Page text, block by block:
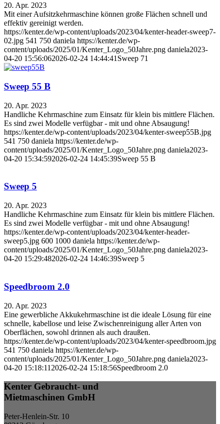
20. Apr. 2023
Mit einer Aufsitzkehrmaschine können große Flächen schnell und
effektiv gereinigt werden.
https://kenter.de/wp-content/uploads/2023/04/kenter-header-sweep7-
02.jpg 541 750 daniela https://kenter.de/wp-
content/uploads/2025/01/Kenter_Logo_50Jahre.png daniela2023-
04-20 15:56:062026-02-24 14:44:41 Sweep 71
Sweep 55 B
20. Apr. 2023
Handliche Kehrmaschine zum Einsatz für klein bis mittlere Flächen.
Es sind zwei Modelle verfügbar - mit und ohne Absaugung!
https://kenter.de/wp-content/uploads/2023/04/kenter-sweep55B.jpg
541 750 daniela https://kenter.de/wp-
content/uploads/2025/01/Kenter_Logo_50Jahre.png daniela2023-
04-20 15:34:592026-02-24 14:45:39Sweep 55 B
Sweep 5
20. Apr. 2023
Handliche Kehrmaschine zum Einsatz für klein bis mittlere Flächen.
Es sind zwei Modelle verfügbar - mit und ohne Absaugung!
https://kenter.de/wp-content/uploads/2023/04/kenter-header-
sweep5.jpg 600 1000 daniela https://kenter.de/wp-
content/uploads/2025/01/Kenter_Logo_50Jahre.png daniela2023-
04-20 15:29:482026-02-24 14:46:39Sweep 5
Speedbroom 2.0
20. Apr. 2023
Eine gewerbliche Akkukehrmaschine ist die ideale Lösung für eine
schnelle, kabellose und leise Zwischenreinigung aller Arten von
Oberflächen, sowohl drinnen als auch draußen.
https://kenter.de/wp-content/uploads/2023/04/kenter-speedbroom.jpg
541 750 daniela https://kenter.de/wp-
content/uploads/2025/01/Kenter_Logo_50Jahre.png daniela2023-
04-20 15:18:11 2026-02-24 15:18:56Speedbroom 2.0
Kenter Gebraucht- und
Mietmaschinen GmbH
Peter-Henlein-Str. 10